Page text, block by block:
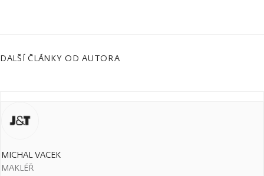
DALŠÍ ČLÁNKY OD AUTORA
MICHAL VACEK
MAKLÉŘ